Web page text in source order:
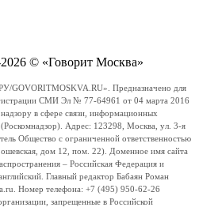
© «Говорит Москва»
Предназначено для
СМИ Эл № 77-64961 от 04 марта 2016
в сфере связи, информационных
Адрес: 123298, Москва, ул. 3-я
Общество с ограниченной ответственностью
дом 12, пом. 22). Доменное имя сайта
– Российская Федерация и
Главный редактор Бабаян Роман
Номер телефона: +7 (495) 950-62-26
запрещенные в Российской